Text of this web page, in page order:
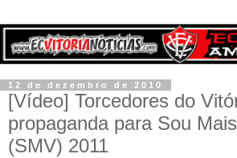
12 de dezembro de 2010
[Vídeo] Torcedores do
propaganda para Sou
(SMV) 2011